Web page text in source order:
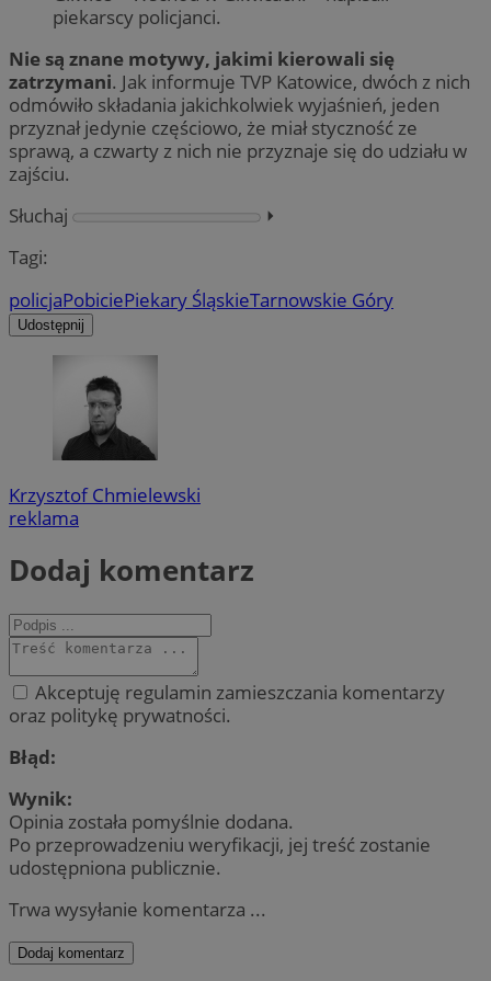
piekarscy policjanci.
Nie są znane motywy, jakimi kierowali się
zatrzymani. Jak informuje TVP Katowice, dwóch z nich
odmówiło składania jakichkolwiek wyjaśnień, jeden
przyznał jedynie częściowo, że miał styczność ze
sprawą, a czwarty z nich nie przyznaje się do udziału w
zajściu.
Słuchaj
⏵︎
Tagi:
policjaPobiciePiekary ŚląskieTarnowskie Góry
Udostępnij
Krzysztof Chmielewski
reklama
Dodaj komentarz
Akceptuję regulamin zamieszczania komentarzy
oraz politykę prywatności.
Błąd:
Wynik:
Opinia została pomyślnie dodana.
Po przeprowadzeniu weryfikacji, jej treść zostanie
udostępniona publicznie.
Trwa wysyłanie komentarza ...
Dodaj komentarz